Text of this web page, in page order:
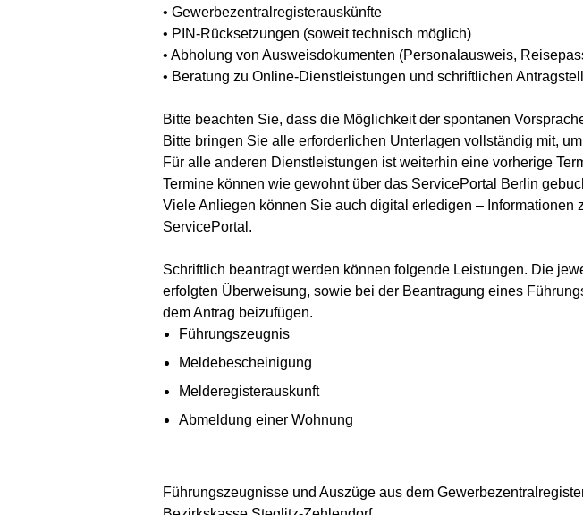
• Gewerbezentralregisterauskünfte
• PIN-Rücksetzungen (soweit technisch möglich)
• Abholung von Ausweisdokumenten (Personalausweis,
• Beratung zu Online-Dienstleistungen und schriftlichen
Bitte beachten Sie, dass die Möglichkeit der spontanen
Bitte bringen Sie alle erforderlichen Unterlagen vollständig mit,
Für alle anderen Dienstleistungen ist weiterhin eine vorherige
Termine können wie gewohnt über das ServicePortal Berlin
Viele Anliegen können Sie auch digital erledigen –
ServicePortal.
Schriftlich beantragt werden können folgende Leistungen. Die
erfolgten Überweisung, sowie bei der Beantragung eines
dem Antrag beizufügen.
Führungszeugnis
Meldebescheinigung
Melderegisterauskunft
Abmeldung einer Wohnung
Führungszeugnisse und Auszüge aus dem